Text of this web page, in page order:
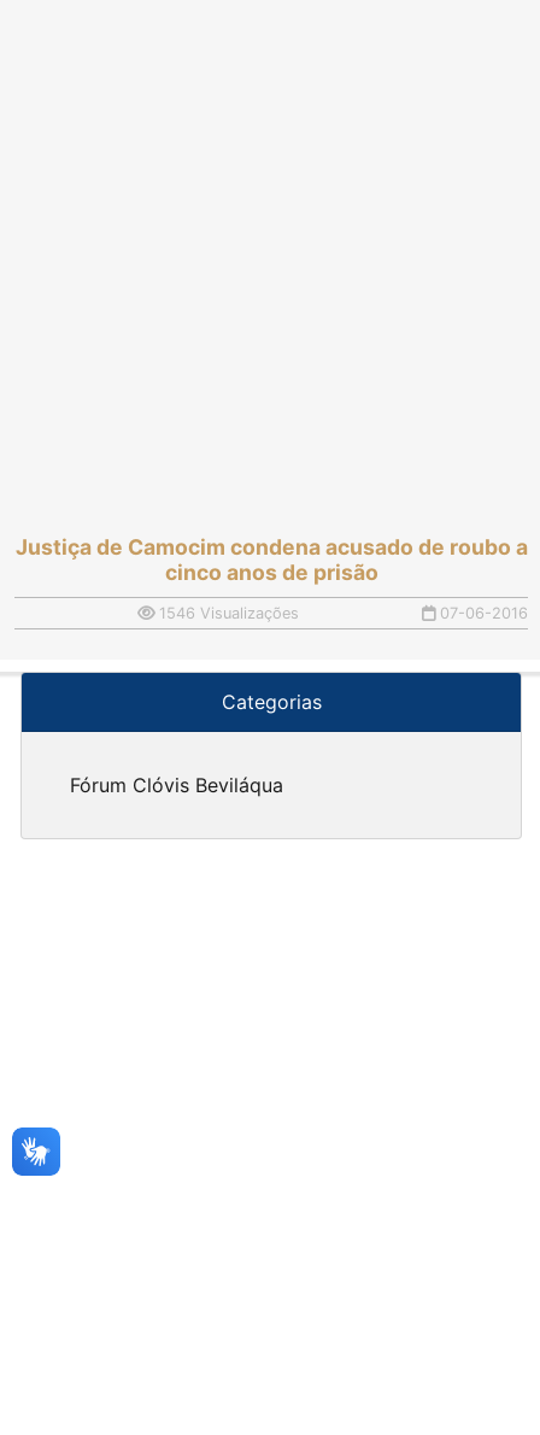
Justiça de Camocim condena acusado de roubo a
cinco anos de prisão
1546 Visualizações 07-06-2016
Categorias
Fórum Clóvis Beviláqua